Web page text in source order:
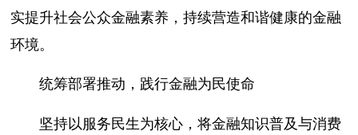
实提升社会公众金融素养，持续营造和谐健康的金融
环境。
统筹部署推动，践行金融为民使命
坚持以服务民生为核心，将金融知识普及与消费